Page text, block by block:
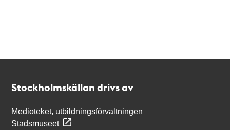
Stockholmskällan drivs av
Medioteket, utbildningsförvaltningen
Stadsmuseet